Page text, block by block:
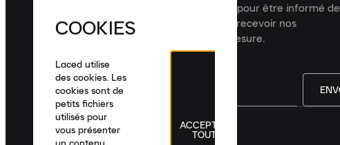
Inscrivez-vous à la newsletter Laced pour être informé
dernières nouveautés, collections et recevoir nos
recommandations de produits sur mesure.
France|Français
COOKIES
Laced utilise
des cookies. Les
cookies sont de
petits fichiers
utilisés pour
vous présenter
ACCEPTER
TOUT